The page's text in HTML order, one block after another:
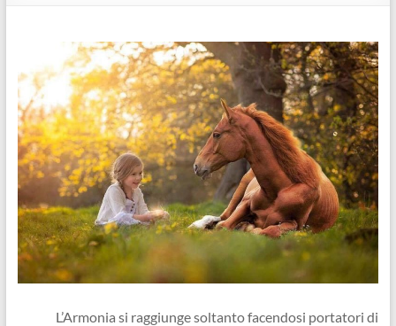
L’Armonia si raggiunge soltanto facendosi portatori di